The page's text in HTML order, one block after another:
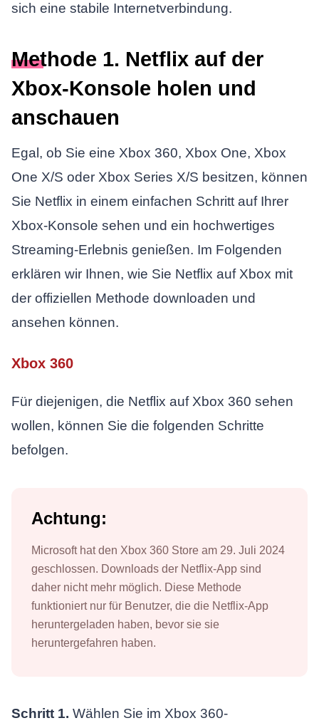
sich eine stabile Internetverbindung.
Methode 1. Netflix auf der
Xbox-Konsole holen und
anschauen
Egal, ob Sie eine Xbox 360, Xbox One, Xbox
One X/S oder Xbox Series X/S besitzen, können
Sie Netflix in einem einfachen Schritt auf Ihrer
Xbox-Konsole sehen und ein hochwertiges
Streaming-Erlebnis genießen. Im Folgenden
erklären wir Ihnen, wie Sie Netflix auf Xbox mit
der offiziellen Methode downloaden und
ansehen können.
Xbox 360
Für diejenigen, die Netflix auf Xbox 360 sehen
wollen, können Sie die folgenden Schritte
befolgen.
Achtung:
Microsoft hat den Xbox 360 Store am 29. Juli 2024
geschlossen. Downloads der Netflix-App sind
daher nicht mehr möglich. Diese Methode
funktioniert nur für Benutzer, die die Netflix-App
heruntergeladen haben, bevor sie sie
heruntergefahren haben.
Schritt 1. Wählen Sie im Xbox 360-